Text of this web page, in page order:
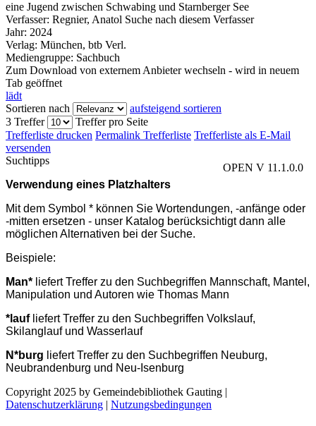
eine Jugend zwischen Schwabing und Starnberger See
Verfasser: Regnier, Anatol Suche nach diesem Verfasser
Jahr: 2024
Verlag: München, btb Verl.
Mediengruppe: Sachbuch
Zum Download von externem Anbieter wechseln - wird in neuem
Tab geöffnet
lädt
Sortieren nach
aufsteigend sortieren
3 Treffer
Treffer pro Seite
Trefferliste drucken Permalink Trefferliste Trefferliste als E-Mail
versenden
OPEN V 11.1.0.0
Suchtipps
Verwendung eines Platzhalters
Mit dem Symbol * können Sie Wortendungen, -anfänge oder
-mitten ersetzen - unser Katalog berücksichtigt dann alle
möglichen Alternativen bei der Suche.
Beispiele:
Man* liefert Treffer zu den Suchbegriffen Mannschaft, Mantel,
Manipulation und Autoren wie Thomas Mann
*lauf liefert Treffer zu den Suchbegriffen Volkslauf,
Skilanglauf und Wasserlauf
N*burg liefert Treffer zu den Suchbegriffen Neuburg,
Neubrandenburg und Neu-Isenburg
Copyright 2025 by Gemeindebibliothek Gauting |
Datenschutzerklärung | Nutzungsbedingungen